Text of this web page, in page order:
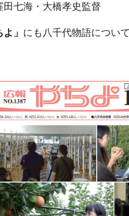
田七海・大橋孝史監督
」 にも八千代物語につい